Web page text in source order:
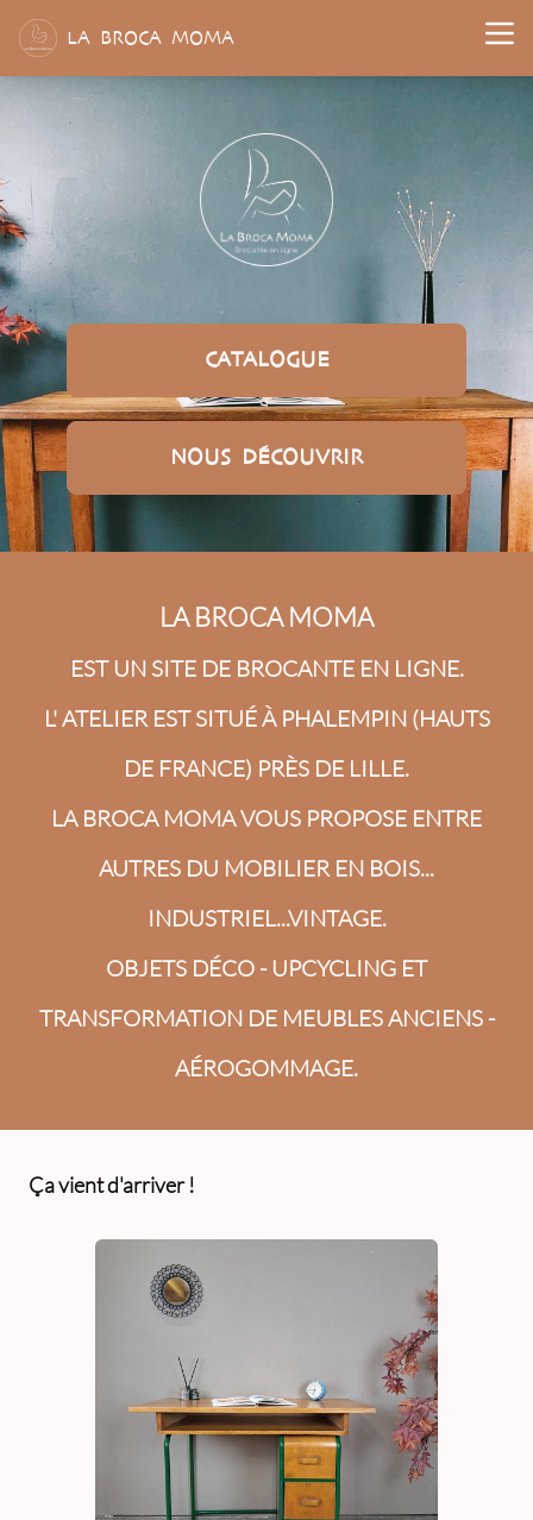
LA BROCA MOMA
CATALOGUE
NOUS DÉCOUVRIR
LA BROCA MOMA
EST UN SITE DE BROCANTE EN LIGNE.
L' ATELIER EST SITUÉ À PHALEMPIN (HAUTS
DE FRANCE) PRÈS DE LILLE.
LA BROCA MOMA VOUS PROPOSE ENTRE
AUTRES DU MOBILIER EN BOIS...
INDUSTRIEL...VINTAGE.
OBJETS DÉCO - UPCYCLING ET
TRANSFORMATION DE MEUBLES ANCIENS -
AÉROGOMMAGE.
Ça vient d'arriver !